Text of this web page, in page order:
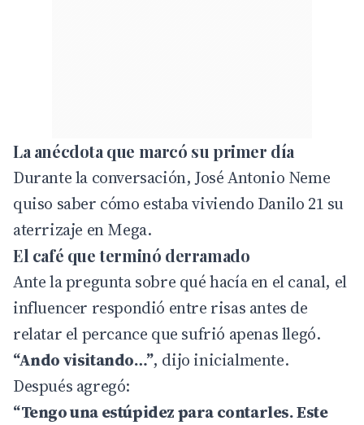
La anécdota que marcó su primer día
Durante la conversación, José Antonio Neme
quiso saber cómo estaba viviendo Danilo 21 su
aterrizaje en Mega.
El café que terminó derramado
Ante la pregunta sobre qué hacía en el canal, el
influencer respondió entre risas antes de
relatar el percance que sufrió apenas llegó.
“Ando visitando…”, dijo inicialmente.
Después agregó:
“Tengo una estúpidez para contarles. Este